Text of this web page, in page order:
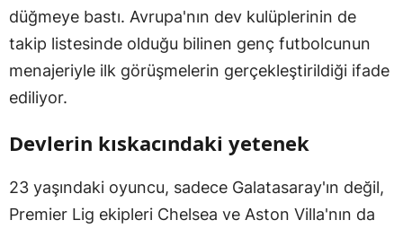
düğmeye bastı. Avrupa'nın dev kulüplerinin de
takip listesinde olduğu bilinen genç futbolcunun
menajeriyle ilk görüşmelerin gerçekleştirildiği ifade
ediliyor.
Devlerin kıskacındaki yetenek
23 yaşındaki oyuncu, sadece Galatasaray'ın değil,
Premier Lig ekipleri Chelsea ve Aston Villa'nın da